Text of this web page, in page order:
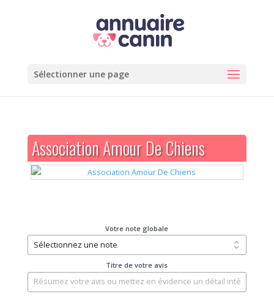
Sélectionner une page
Association Amour De Chiens
Votre note globale
Titre de votre avis